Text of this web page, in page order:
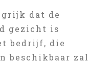
dat de
gezicht is
bedrijf, die
beschikbaar zal